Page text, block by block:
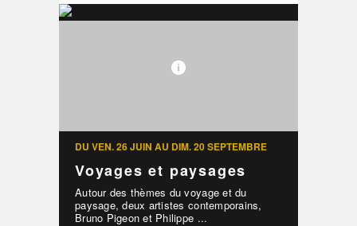
DU VEN. 26 JUIN AU DIM. 20 SEPTEMBRE
Voyages et paysages
Autour des thèmes du voyage et du
paysage, deux artistes contemporains,
Bruno Pigeon et Philippe ...